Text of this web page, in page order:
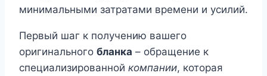
минимальными затратами времени и усилий.
Первый шаг к получению вашего
оригинального бланка – обращение к
специализированной компании, которая